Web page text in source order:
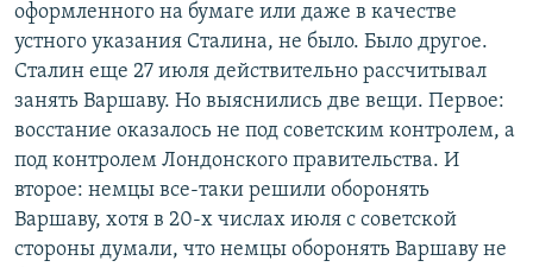
оформленного на бумаге или даже в качестве
устного указания Сталина, не было. Было другое.
Сталин еще 27 июля действительно рассчитывал
занять Варшаву. Но выяснились две вещи. Первое:
восстание оказалось не под советским контролем, а
под контролем Лондонского правительства. И
второе: немцы все-таки решили оборонять
Варшаву, хотя в 20-х числах июля с советской
стороны думали, что немцы оборонять Варшаву не